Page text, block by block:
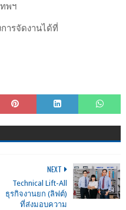
พฯ
ารจัดงานได้ที่
NEXT
Technical Lift-All
ธุรกิจงานยก (ลิฟต์)
ที่ส่งมอบความ